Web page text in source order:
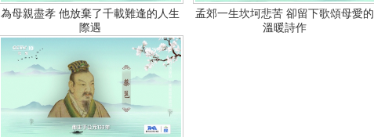
為母親盡孝 他放棄了千載難逢的人生
際遇
孟郊一生坎坷悲苦 卻留下歌頌母愛的
溫暖詩作